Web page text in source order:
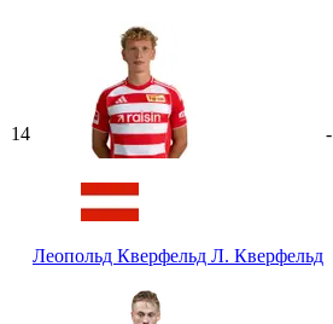
14
Леопольд Кверфельд Л. Кверфельд
-